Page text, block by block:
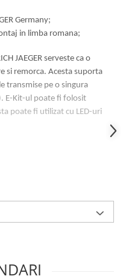
Germany;
in limba romana;
JAEGER serveste ca o
si remorca. Acesta suporta
transmise pe o singura
E-Kit-ul poate fi folosit
poate fi utilizat cu LED-uri
toate masinile;
TL sau RFL / TL);
(modulatie a impulsurilor);